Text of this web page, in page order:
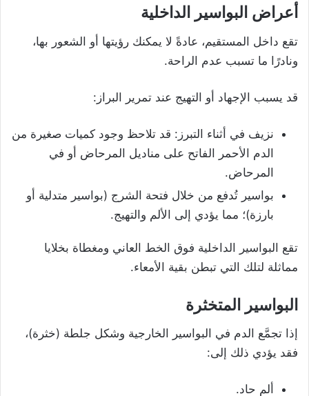
أعراض البواسير الداخلية
تقع داخل المستقيم، عادةً لا يمكنك رؤيتها أو الشعور بها،
ونادرًا ما تسبب عدم الراحة.
قد يسبب الإجهاد أو التهيج عند تمرير البراز:
نزيف في أثناء التبرز: قد تلاحظ وجود كميات صغيرة من
الدم الأحمر الفاتح على مناديل المرحاض أو في
المرحاض.
بواسير تُدفع من خلال فتحة الشرج (بواسير متدلية أو
بارزة)؛ مما يؤدي إلى الألم والتهيج.
تقع البواسير الداخلية فوق الخط العاني ومغطاة بخلايا
مماثلة لتلك التي تبطن بقية الأمعاء.
البواسير المتخثرة
إذا تجمَّع الدم في البواسير الخارجية وشكل جلطة (خثرة)،
فقد يؤدي ذلك إلى:
ألم حاد.